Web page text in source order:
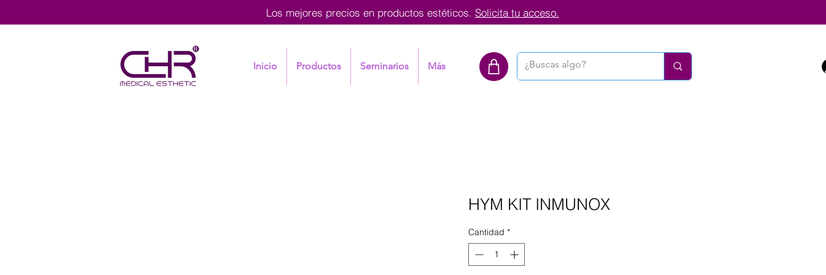
Los mejores precios en productos estéticos. Solicita tu acceso.
Inicio Productos Seminarios Más
HYM KIT INMUNOX
Cantidad *